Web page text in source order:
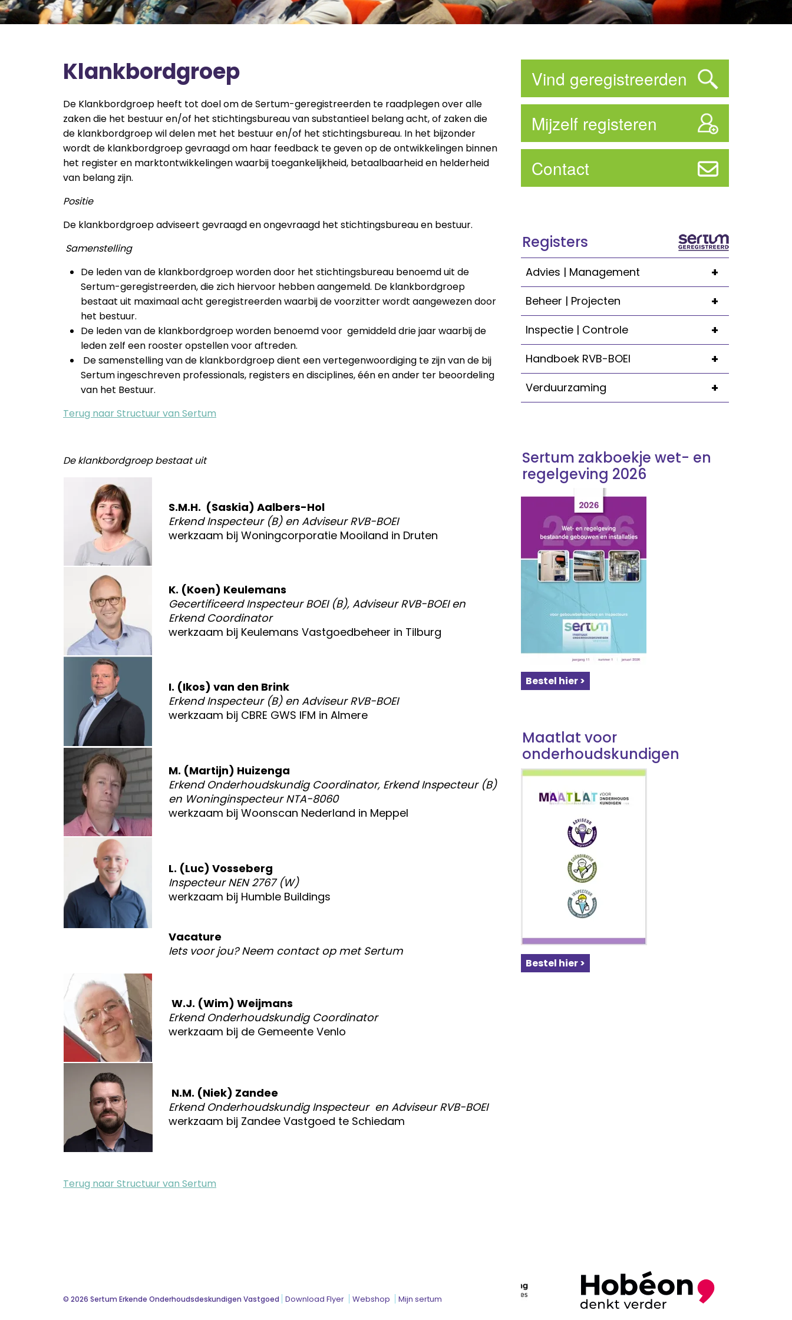
Klankbordgroep
De Klankbordgroep heeft tot doel om de Sertum-geregistreerden te raadplegen over alle
zaken die het bestuur en/of het stichtingsbureau van substantieel belang acht, of zaken die
de klankbordgroep wil delen met het bestuur en/of het stichtingsbureau. In het bijzonder
wordt de klankbordgroep gevraagd om haar feedback te geven op de ontwikkelingen binnen
het register en marktontwikkelingen waarbij toegankelijkheid, betaalbaarheid en helderheid
van belang zijn.
Positie
De klankbordgroep adviseert gevraagd en ongevraagd het stichtingsbureau en bestuur.
Samenstelling
De leden van de klankbordgroep worden door het stichtingsbureau benoemd uit de
Sertum-geregistreerden, die zich hiervoor hebben aangemeld. De klankbordgroep
bestaat uit maximaal acht geregistreerden waarbij de voorzitter wordt aangewezen door
het bestuur.
De leden van de klankbordgroep worden benoemd voor gemiddeld drie jaar waarbij de
leden zelf een rooster opstellen voor aftreden.
De samenstelling van de klankbordgroep dient een vertegenwoordiging te zijn van de bij
Sertum ingeschreven professionals, registers en disciplines, één en ander ter beoordeling
van het Bestuur.
Terug naar Structuur van Sertum
De klankbordgroep bestaat uit
S.M.H. (Saskia) Aalbers-Hol
Erkend Inspecteur (B) en Adviseur RVB-BOEI
werkzaam bij Woningcorporatie Mooiland in Druten
K. (Koen) Keulemans
Gecertificeerd Inspecteur BOEI (B), Adviseur RVB-BOEI en
Erkend Coordinator
werkzaam bij Keulemans Vastgoedbeheer in Tilburg
I. (Ikos) van den Brink
Erkend Inspecteur (B) en AdviseurRVB-BOEI
werkzaam bij CBRE GWS IFM in Almere
M. (Martijn) Huizenga
Erkend Onderhoudskundig Coordinator, Erkend Inspecteur (B)
en Woninginspecteur NTA-8060
werkzaam bij Woonscan Nederland in Meppel
L. (Luc) Vosseberg
Inspecteur NEN 2767 (W)
werkzaam bij Humble Buildings
Vacature
Iets voor jou? Neem contact op met Sertum
W.J. (Wim) Weijmans
Erkend Onderhoudskundig Coordinator
werkzaam bij de Gemeente Venlo
N.M. (Niek) Zandee
Erkend Onderhoudskundig Inspecteur en Adviseur RVB-BOEI
werkzaam bij Zandee Vastgoed te Schiedam
Terug naar Structuur van Sertum
Vind geregistreerden
Mijzelf registeren
Contact
Registers
+
Advies | Management
+
Beheer | Projecten
+
Inspectie | Controle
+
Handboek RVB-BOEI
+
Verduurzaming
Sertum zakboekje wet- en
regelgeving 2026
Bestel hier >
Maatlat voor
onderhoudskundigen
Bestel hier >
© 2026 Sertum Erkende Onderhoudsdeskundigen Vastgoed Download Flyer Webshop Mijn sertum